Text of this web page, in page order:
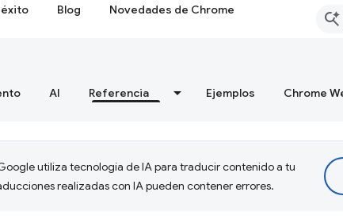
éxito Blog Novedades de Chrome
AI Referencia Ejemplos Chrome
utiliza tecnología de IA para traducir contenido a tu
realizadas con IA pueden contener errores.